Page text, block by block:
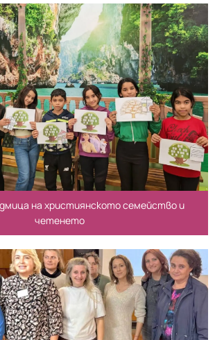
на християнското семейство и
четенето